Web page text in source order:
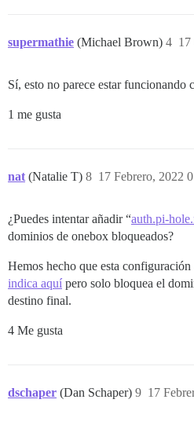
supermathie (Michael Brown) 17
4
Sí, esto no parece estar funcionando
1 me gusta
nat (Natalie T) 17 Febrero, 2022
8
¿Puedes intentar añadir “auth.pi-
dominios de onebox bloqueados?
Hemos hecho que esta
indica aquí pero solo bloquea el
destino final.
4 Me gusta
dschaper (Dan Schaper) 17
9